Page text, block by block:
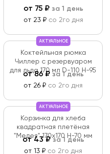
от 75₽ за 1 день
от 23 ₽ со 2го дня
АКТУАЛЬНОЕ
Коктейльная рюмка
Чиллер с резервуаром
для льда 170 мл D-110 H-95
от86₽ за 1 день
от 26 ₽ со 2го дня
АКТУАЛЬНОЕ
Корзинка для хлеба
квадратная плетёная
"Медея" 170х170 Н-70 мм
от43₽за 1 день
от 13 ₽ со 2го дня